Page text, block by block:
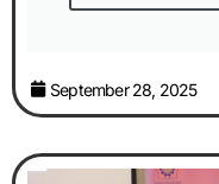
September 28, 2025